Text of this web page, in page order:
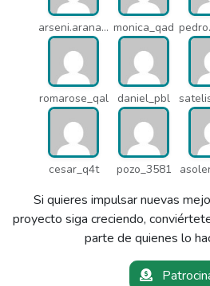
arseni.arana_16484 monica_qad
romarose_qal daniel_pbl
cesar_q4t pozo_3581
Si quieres impulsar nuevas
proyecto siga creciendo,
parte de quienes lo